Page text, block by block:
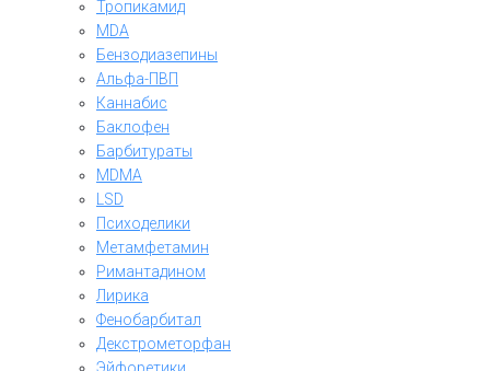
Тропикамид
MDA
Бензодиазепины
Альфа-ПВП
Каннабис
Баклофен
Барбитураты
MDMA
LSD
Психоделики
Метамфетамин
Римантадином
Лирика
Фенобарбитал
Декстрометорфан